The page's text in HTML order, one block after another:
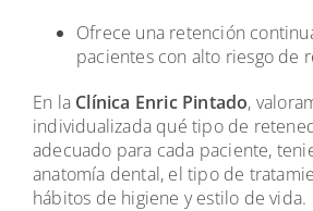
Ofrece una retención
pacientes con alto riesgo de
En la Clínica Enric Pintado,
individualizada qué tipo de
adecuado para cada paciente,
anatomía dental, el tipo de
hábitos de higiene y estilo de vida.